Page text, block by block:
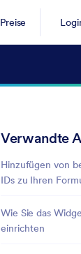
Preise
Verwandte
Hinzufügen von
IDs zu Ihren
Wie Sie das
einrichten